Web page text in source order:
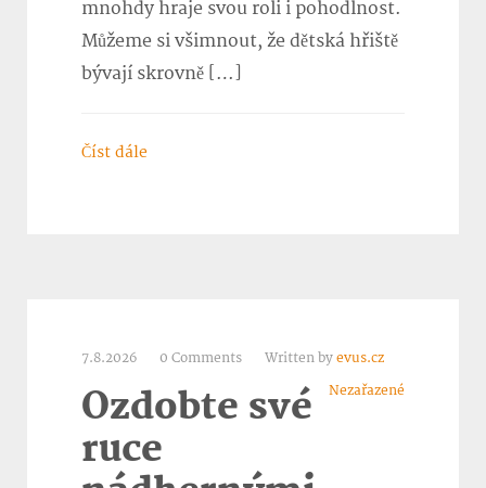
mnohdy hraje svou roli i pohodlnost.
Můžeme si všimnout, že dětská hřiště
bývají skrovně […]
Číst dále
7.8.2026 0 Comments Written by evus.cz
Nezařazené
Ozdobte své
ruce